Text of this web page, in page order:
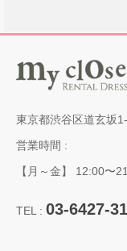
東京都渋谷区道玄坂
営業時間 :
【月～金】 12:00〜
TEL : 03-6427-